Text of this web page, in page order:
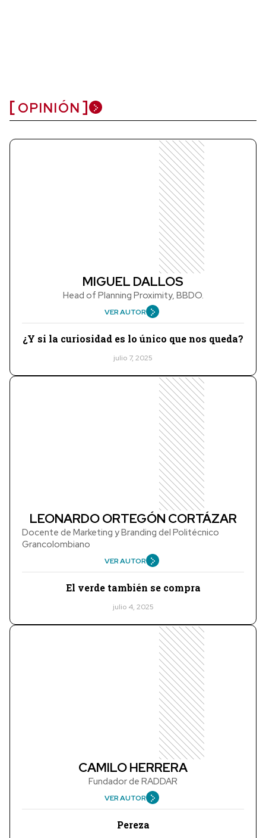
OPINIÓN
MIGUEL DALLOS
Head of Planning Proximity, BBDO.
VER AUTOR
¿Y si la curiosidad es lo único que nos queda?
julio 7, 2025
LEONARDO ORTEGÓN CORTÁZAR
Docente de Marketing y Branding del Politécnico
Grancolombiano
VER AUTOR
El verde también se compra
julio 4, 2025
CAMILO HERRERA
Fundador de RADDAR
VER AUTOR
Pereza